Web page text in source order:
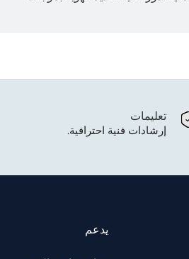
تعليمات
إرشادات فنية احترافية.
يدعم